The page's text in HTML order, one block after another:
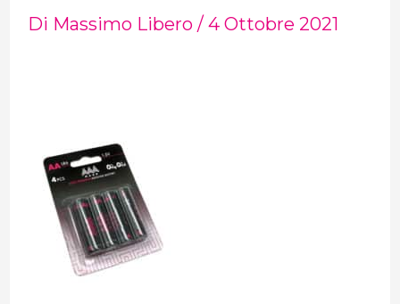
Di Massimo Libero / 4 Ottobre 2021